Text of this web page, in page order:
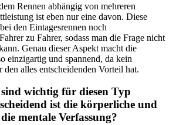
Rennen abhängig von mehreren
ist eben nur eine davon. Diese
den Eintagesrennen noch
zu Fahrer, sodass man die Frage nicht
Genau dieser Aspekt macht die
einzigartig und spannend, da kein
alles entscheidenden Vorteil hat.
wichtig für diesen Typ
ist die körperliche und
mentale Verfassung?